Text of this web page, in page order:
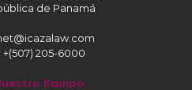
de Panamá
+(507) 205-6000
Equipo